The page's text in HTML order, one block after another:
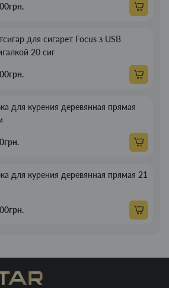
для сигарет Focus з USB
20 сиг
для курения деревянная прямая
для курения деревянная прямая 21